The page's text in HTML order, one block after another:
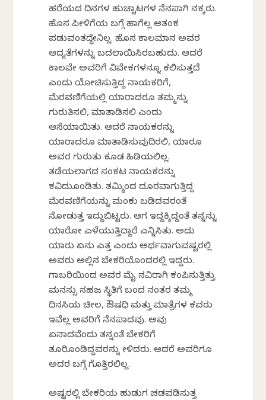
ಹರೆಯದ ದಿನಗಳ ಹುಚ್ಚಾಟಗಳ ನೆನಪಾಗಿ ನಕ್ಕರು.
ಹೊಸ ಪೀಳಿಗೆಯ ಬಗ್ಗೆ ಹಾಗೆಲ್ಲ ಆತಂಕ
ಪಡುವಂತದ್ದೇನಿಲ್ಲ. ಹೊಸ ಕಾಲಮಾನ ಅವರ
ಆದ್ಯತೆಗಳನ್ನು ಬದಲಾಯಿಸಿರಬಹುದು. ಆದರೆ
ಕಾಲವೇ ಅವರಿಗೆ ವಿವೇಕಗಳನ್ನೂ ಕಲಿಸುತ್ತದೆ
ಎಂದು ಯೋಚಿಸುತ್ತಿದ್ದ ನಾಯಕರಿಗೆ,
ಮೆರವಣಿಗೆಯಲ್ಲಿ ಯಾರಾದರೂ ತಮ್ಮನ್ನು
ಗುರುತಿಸಲಿ, ಮಾತಾಡಿಸಲಿ ಎಂದು
ಆಸೆಯಾಯಿತು. ಆದರೆ ನಾಯಕರನ್ನು
ಯಾರಾದರೂ ಮಾತಾಡಿಸುವುದಿರಲಿ, ಯಾರೂ
ಅವರ ಗುರುತು ಕೂಡ ಹಿಡಿಯಲಿಲ್ಲ.
ತಡೆಯಲಾಗದ ಸಂಕಟ ನಾಯಕರನ್ನು
ಕವಿದುಕೊಂಡಿತು. ತಮ್ಮಿಂದ ದೂರವಾಗುತ್ತಿದ್ದ
ಮೆರವಣಿಗೆಯನ್ನು ಮಂಕು ಬಡಿದವರಂತೆ
ನೋಡುತ್ತ ಇದ್ದುಬಿಟ್ಟರು. ಆಗ ಇದ್ದಕ್ಕಿದ್ದಂತೆ ತನ್ನನ್ನು
ಯಾರೋ ಎಳೆಯುತ್ತಿದ್ದಾರೆ ಎನ್ನಿಸಿತು. ಅದು
ಯಾರು ಏನು ಎತ್ತ ಎಂದು ಅರ್ಥವಾಗುವಷ್ಟರಲ್ಲಿ
ಅವರು ಅಲ್ಲಿನ ಬೇಕರಿಯೊಂದರಲ್ಲಿ ಇದ್ದರು.
ಗಾಬರಿಯಿಂದ ಅವರ ಮೈ ನವಿರಾಗಿ ಕಂಪಿಸುತ್ತಿತ್ತು.
ಮನಸ್ಸು ಸಹಜ ಸ್ಥಿತಿಗೆ ಬಂದ ನಂತರ ತಮ್ಮ
ದಿನಸಿಯ ಚೀಲ, ಔಷಧಿ ಮತ್ತು ಮಾತ್ರೆಗಳ ಕವರು
ಇವೆಲ್ಲ ಅವರಿಗೆ ನೆನಪಾದವು. ಅವು
ಏನಾದವೆಂದು ತನ್ನಂತೆ ಬೇಕರಿಗೆ
ತೂರಿಕೊಂಡಿದ್ದವರನ್ನು ಕೇಳಿದರು. ಆದರೆ ಅವರಿಗೂ
ಅದರ ಬಗ್ಗೆ ಗೊತ್ತಿರಲಿಲ್ಲ.
ಅಷ್ಟರಲ್ಲಿ ಬೇಕರಿಯ ಹುಡುಗ ಚಡಪಡಿಸುತ್ತ